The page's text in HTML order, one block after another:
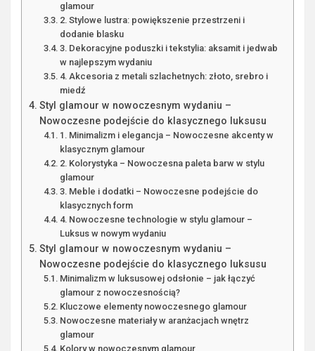
glamour
2. Stylowe lustra: powiększenie przestrzeni i
dodanie blasku
3. Dekoracyjne poduszki i tekstylia: aksamit i jedwab
w najlepszym wydaniu
4. Akcesoria z metali szlachetnych: złoto, srebro i
miedź
Styl glamour w nowoczesnym wydaniu –
Nowoczesne podejście do klasycznego luksusu
1. Minimalizm i elegancja – Nowoczesne akcenty w
klasycznym glamour
2. Kolorystyka – Nowoczesna paleta barw w stylu
glamour
3. Meble i dodatki – Nowoczesne podejście do
klasycznych form
4. Nowoczesne technologie w stylu glamour –
Luksus w nowym wydaniu
Styl glamour w nowoczesnym wydaniu –
Nowoczesne podejście do klasycznego luksusu
Minimalizm w luksusowej odsłonie – jak łączyć
glamour z nowoczesnością?
Kluczowe elementy nowoczesnego glamour
Nowoczesne materiały w aranżacjach wnętrz
glamour
Kolory w nowoczesnym glamour